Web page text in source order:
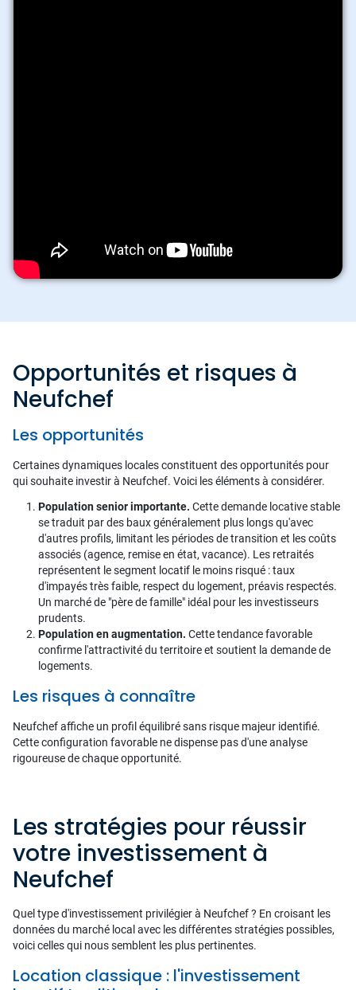
Opportunités et risques à
Neufchef
Les opportunités
Certaines dynamiques locales constituent des opportunités pour
qui souhaite investir à Neufchef. Voici les éléments à considérer.
Population senior importante. Cette demande locative stable
se traduit par des baux généralement plus longs qu'avec
d'autres profils, limitant les périodes de transition et les coûts
associés (agence, remise en état, vacance). Les retraités
représentent le segment locatif le moins risqué : taux
d'impayés très faible, respect du logement, préavis respectés.
Un marché de "père de famille" idéal pour les investisseurs
prudents.
Population en augmentation. Cette tendance favorable
confirme l'attractivité du territoire et soutient la demande de
logements.
Les risques à connaître
Neufchef affiche un profil équilibré sans risque majeur identifié.
Cette configuration favorable ne dispense pas d'une analyse
rigoureuse de chaque opportunité.
Les stratégies pour réussir
votre investissement à
Neufchef
Quel type d'investissement privilégier à Neufchef ? En croisant les
données du marché local avec les différentes stratégies possibles,
voici celles qui nous semblent les plus pertinentes.
Location classique : l'investissement